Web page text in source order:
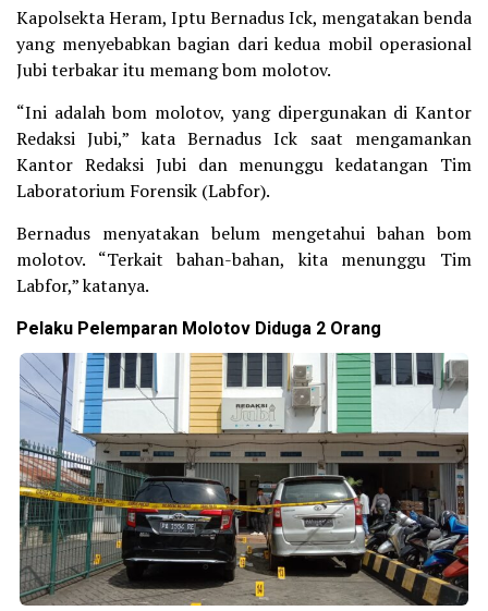
Kapolsekta Heram, Iptu Bernadus Ick, mengatakan benda
yang menyebabkan bagian dari kedua mobil operasional
Jubi terbakar itu memang bom molotov.
“Ini adalah bom molotov, yang dipergunakan di Kantor
Redaksi Jubi,” kata Bernadus Ick saat mengamankan
Kantor Redaksi Jubi dan menunggu kedatangan Tim
Laboratorium Forensik (Labfor).
Bernadus menyatakan belum mengetahui bahan bom
molotov. “Terkait bahan-bahan, kita menunggu Tim
Labfor,” katanya.
Pelaku Pelemparan Molotov Diduga 2 Orang